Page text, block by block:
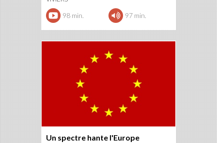
98 min. 97 min.
Un spectre hante l'Europe